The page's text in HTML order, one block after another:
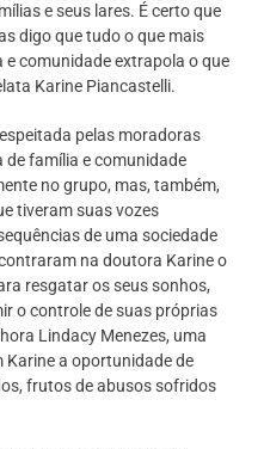
e seus lares. É certo que
digo que tudo o que mais
comunidade extrapola o que
Karine Piancastelli.
pelas moradoras
família e comunidade
no grupo, mas, também,
tiveram suas vozes
de uma sociedade
na doutora Karine o
resgatar os seus sonhos,
o controle de suas próprias
Lindacy Menezes, uma
Karine a oportunidade de
frutos de abusos sofridos